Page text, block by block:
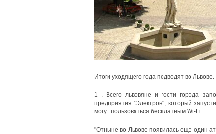
Итоги уходящего года подводят во
1 . Всего львовяне и гости города
предприятия "Электрон", который
могут пользоваться бесплатным Wi-Fi.
"Отныне во Львове появилась еще один